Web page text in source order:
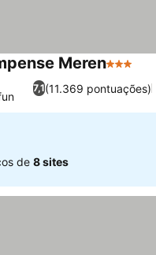
Meren3 Estrelas
7,1(11.369 pontuações)
de 8 sites